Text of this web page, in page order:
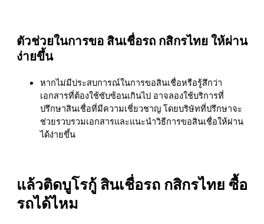
ตัวช่วยในการขอ สินเชื่อรถ กสิกรไทย ให้ผ่าน
ง่ายขึ้น
หากไม่มีประสบการณ์ในการขอสินเชื่อหรือรู้สึกว่า
เอกสารที่ต้องใช้ซับซ้อนเกินไป อาจลองใช้บริการที่
ปรึกษาสินเชื่อที่มีความเชี่ยวชาญ โดยบริษัทที่ปรึกษาจะ
ช่วยรวบรวมเอกสารและแนะนำวิธีการขอสินเชื่อให้ผ่าน
ได้ง่ายขึ้น
แล้วติดบูโรกู้ สินเชื่อรถ กสิกรไทย ซื้อ
รถได้ไหม